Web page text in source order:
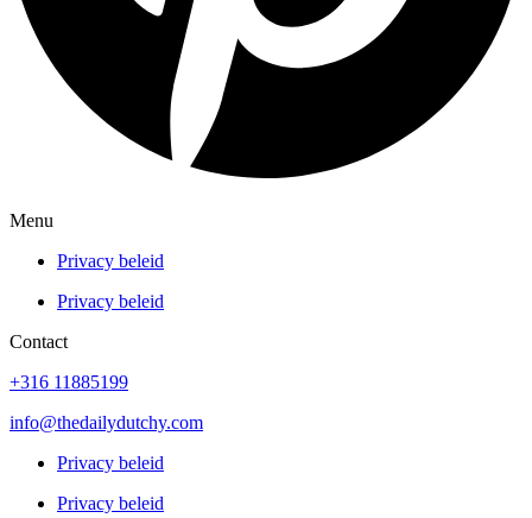
Menu
Privacy beleid
Privacy beleid
Contact
+316 11885199
info@thedailydutchy.com
Privacy beleid
Privacy beleid